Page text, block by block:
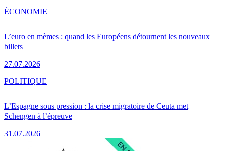
L’euro en mèmes : quand les Européens détournent les nouveaux
billets
27.07.2026
ÉCONOMIE
L’Espagne sous pression : la crise migratoire de Ceuta met
Schengen à l’épreuve
31.07.2026
POLITIQUE